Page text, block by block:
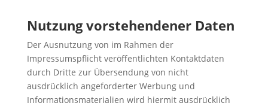
Nutzung vorstehendener Daten
Der Ausnutzung von im Rahmen der
Impressumspflicht veröffentlichten Kontaktdaten
durch Dritte zur Übersendung von nicht
ausdrücklich angeforderter Werbung und
Informationsmaterialien wird hiermit ausdrücklich